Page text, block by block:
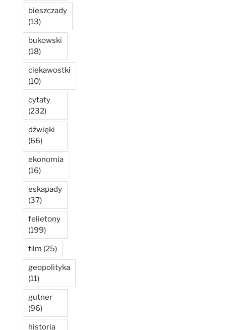
bieszczady
(13)
bukowski
(18)
ciekawostki
(10)
cytaty
(232)
dźwięki
(66)
ekonomia
(16)
eskapady
(37)
felietony
(199)
film (25)
geopolityka
(11)
gutner
(96)
historia